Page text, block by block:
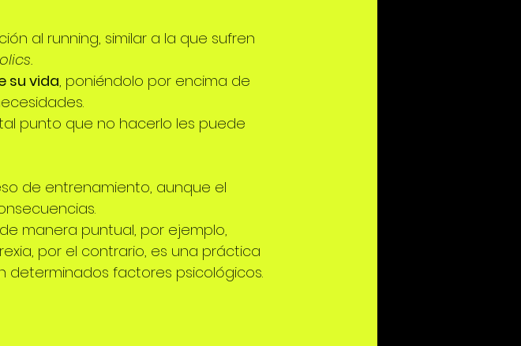
al running, similar a la que sufren
su vida, poniéndolo por encima de
punto que no hacerlo les puede
de entrenamiento, aunque el
manera puntual, por ejemplo,
por el contrario, es una práctica
factores psicológicos.